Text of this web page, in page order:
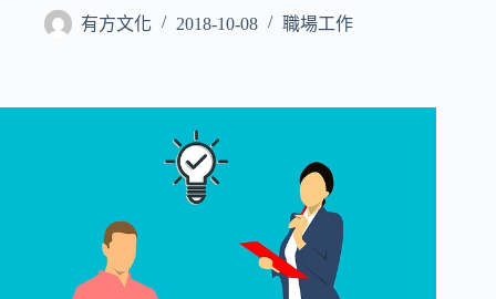
有方文化 2018-10-08 職場工作